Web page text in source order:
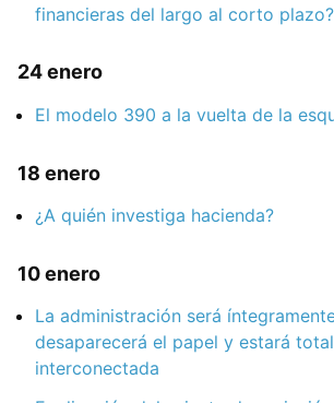
financieras del largo al corto plazo?
24 enero
El modelo 390 a la vuelta de la
18 enero
¿A quién investiga hacienda?
10 enero
La administración será
desaparecerá el papel y estará
interconectada